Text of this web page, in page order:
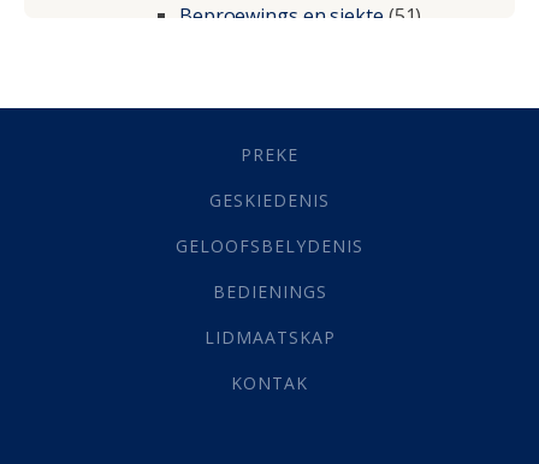
Beproewings en siekte(51)
Geestelike Groei(10)
(21)
Grys Areas(4)
Lewensdoel(3)
Selfondersoek(1)
Werk(22)
(142)
PREKE
GESKIEDENIS
GELOOFSBELYDENIS
BEDIENINGS
LIDMAATSKAP
KONTAK